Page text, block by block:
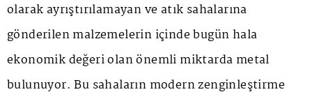
olarak ayrıştırılamayan ve atık sahalarına
gönderilen malzemelerin içinde bugün hala
ekonomik değeri olan önemli miktarda metal
bulunuyor. Bu sahaların modern zenginleştirme